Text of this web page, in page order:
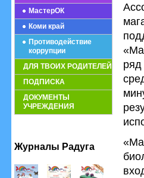
МастерОК
Коми край
Противодействие
коррупции
ДЛЯ ТВОИХ РОДИТЕЛЕЙ
ПОДПИСКА
ДОКУМЕНТЫ
УЧРЕЖДЕНИЯ
Журналы Радуга